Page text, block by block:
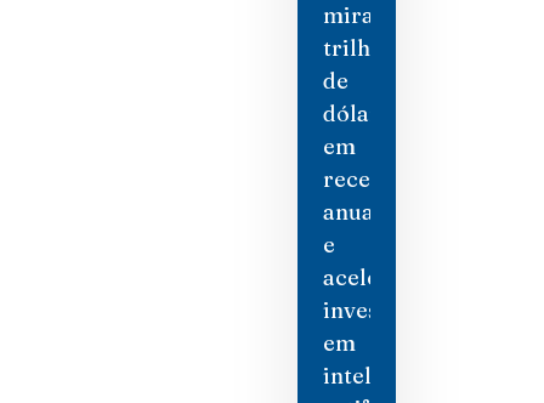
mira
trilhão
de
dólares
em
receita
anual
e
acelera
investimento
em
inteligência